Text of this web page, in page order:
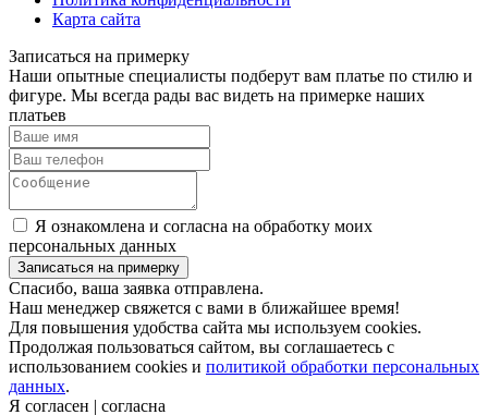
Карта сайта
Записаться на примерку
Наши опытные специалисты подберут вам платье по стилю и
фигуре. Мы всегда рады вас видеть на примерке наших
платьев
Я ознакомлена и согласна на обработку моих
персональных данных
Спасибо, ваша заявка отправлена.
Наш менеджер свяжется с вами в ближайшее время!
Для повышения удобства сайта мы используем cookies.
Продолжая пользоваться сайтом, вы соглашаетесь с
использованием cookies и политикой обработки персональных
данных.
Я согласен | согласна